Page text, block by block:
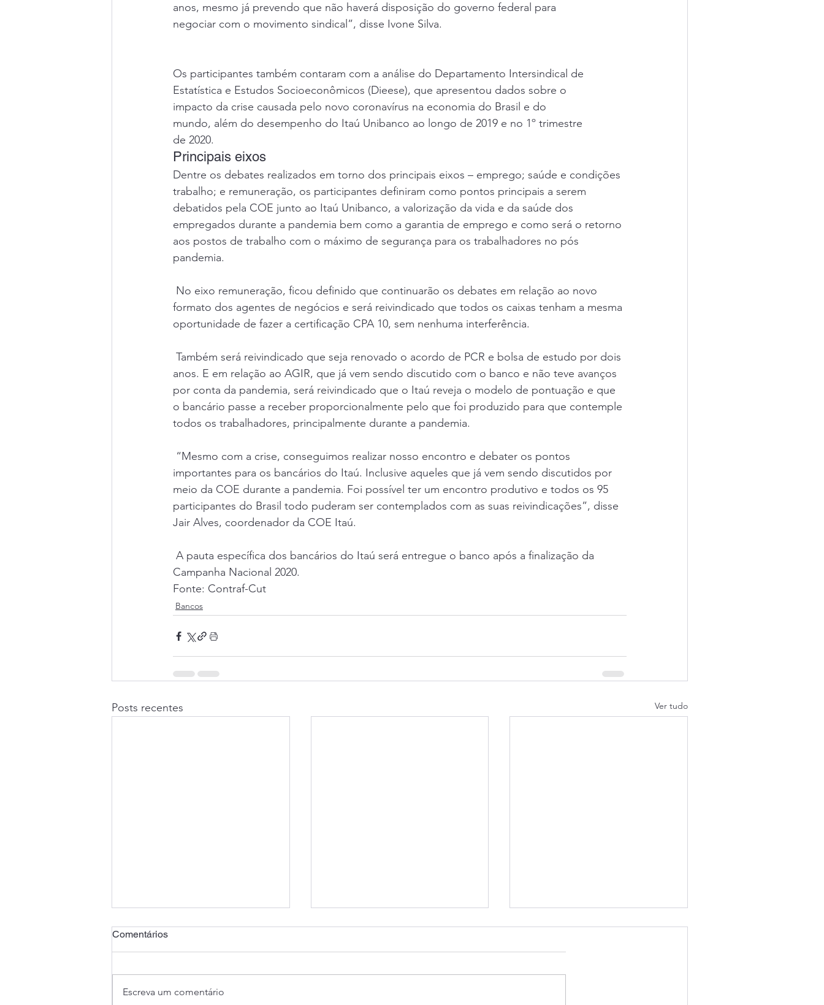
anos, mesmo já prevendo que não haverá disposição do governo federal para
negociar com o movimento sindical”, disse Ivone Silva.
Os participantes também contaram com a análise do Departamento Intersindical de
Estatística e Estudos Socioeconômicos (Dieese), que apresentou dados sobre o
impacto da crise causada pelo novo coronavírus na economia do Brasil e do
mundo, além do desempenho do Itaú Unibanco ao longo de 2019 e no 1º trimestre
de 2020.
Principais eixos
Dentre os debates realizados em torno dos principais eixos – emprego; saúde e condições
trabalho; e remuneração, os participantes definiram como pontos principais a serem
debatidos pela COE junto ao Itaú Unibanco, a valorização da vida e da saúde dos
empregados durante a pandemia bem como a garantia de emprego e como será o retorno
aos postos de trabalho com o máximo de segurança para os trabalhadores no pós
pandemia.
formato dos agentes de negócios e será reivindicado que todos os caixas tenham a mesma
oportunidade de fazer a certificação CPA 10, sem nenhuma interferência.
anos. E em relação ao AGIR, que já vem sendo discutido com o banco e não teve avanços
por conta da pandemia, será reivindicado que o Itaú reveja o modelo de pontuação e que
o bancário passe a receber proporcionalmente pelo que foi produzido para que contemple
todos os trabalhadores, principalmente durante a pandemia.
importantes para os bancários do Itaú. Inclusive aqueles que já vem sendo discutidos por
meio da COE durante a pandemia. Foi possível ter um encontro produtivo e todos os 95
participantes do Brasil todo puderam ser contemplados com as suas reivindicações”, disse
Jair Alves, coordenador da COE Itaú.
Campanha Nacional 2020.
Fonte: Contraf-Cut
Bancos
Posts recentes Ver tudo
Comentários
Escreva um comentário